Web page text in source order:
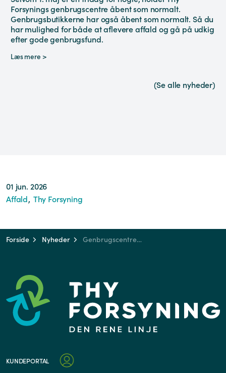
Forsynings genbrugscentre åbent som normalt.
Genbrugsbutikkerne har også åbent som normalt. Så du
har mulighed for både at aflevere affald og gå på udkig
efter gode genbrugsfund.
Læs mere >
(Se alle nyheder)
01 jun. 2026
Affald Thy Forsyning
Forside Nyheder Genbrugscentrene er lukket Grundlovsdag, men ikke for dig med 24-7-adgang
KUNDEPORTAL